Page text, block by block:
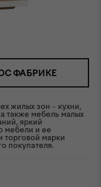
ФАБРИКЕ
жилых зон – кухни,
также мебель малых
яркий
мебели и ее
торговой марки
покупателя.